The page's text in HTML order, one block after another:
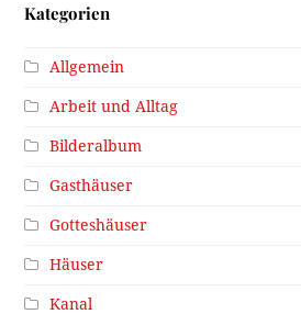
Kategorien
Allgemein
Arbeit und Alltag
Bilderalbum
Gasthäuser
Gotteshäuser
Häuser
Kanal